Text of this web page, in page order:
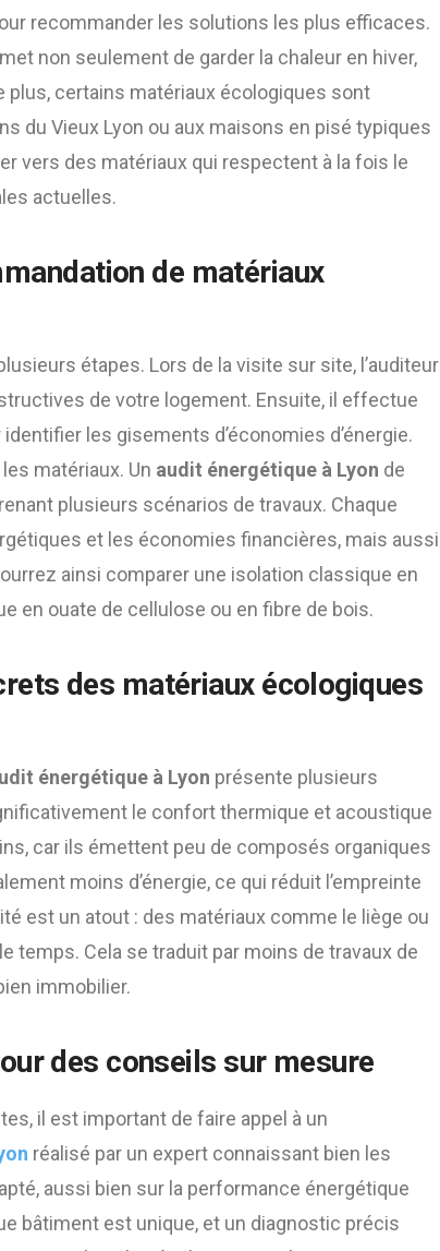
recommander les solutions les plus efficaces.
non seulement de garder la chaleur en hiver,
certains matériaux écologiques sont
du Vieux Lyon ou aux maisons en pisé typiques
vers des matériaux qui respectent à la fois le
actuelles.
de matériaux
étapes. Lors de la visite sur site, l’auditeur
de votre logement. Ensuite, il effectue
les gisements d’économies d’énergie.
matériaux. Un audit énergétique à Lyon de
plusieurs scénarios de travaux. Chaque
et les économies financières, mais aussi
ainsi comparer une isolation classique en
en ouate de cellulose ou en fibre de bois.
des matériaux écologiques
énergétique à Lyon présente plusieurs
le confort thermique et acoustique
car ils émettent peu de composés organiques
moins d’énergie, ce qui réduit l’empreinte
est un atout : des matériaux comme le liège ou
temps. Cela se traduit par moins de travaux de
immobilier.
des conseils sur mesure
il est important de faire appel à un
réalisé par un expert connaissant bien les
aussi bien sur la performance énergétique
bâtiment est unique, et un diagnostic précis